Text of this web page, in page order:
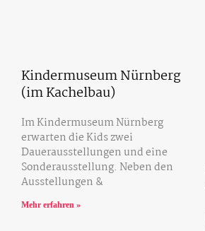
Kindermuseum Nürnberg
(im Kachelbau)
Im Kindermuseum Nürnberg
erwarten die Kids zwei
Dauerausstellungen und eine
Sonderausstellung. Neben den
Ausstellungen &
Mehr erfahren »